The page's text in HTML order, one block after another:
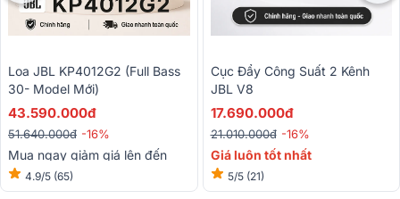
Loa JBL KP4012G2 (full Bass
30- Model Mới)
43.590.000đ
51.640.000đ -16%
Mua ngay giảm giá lên đến
15%4.9/5 (65)
Cục Đẩy Công Suất 2 Kênh
JBL V8
17.690.000đ
21.010.000đ -16%
Giá luôn tốt nhất
5/5 (21)